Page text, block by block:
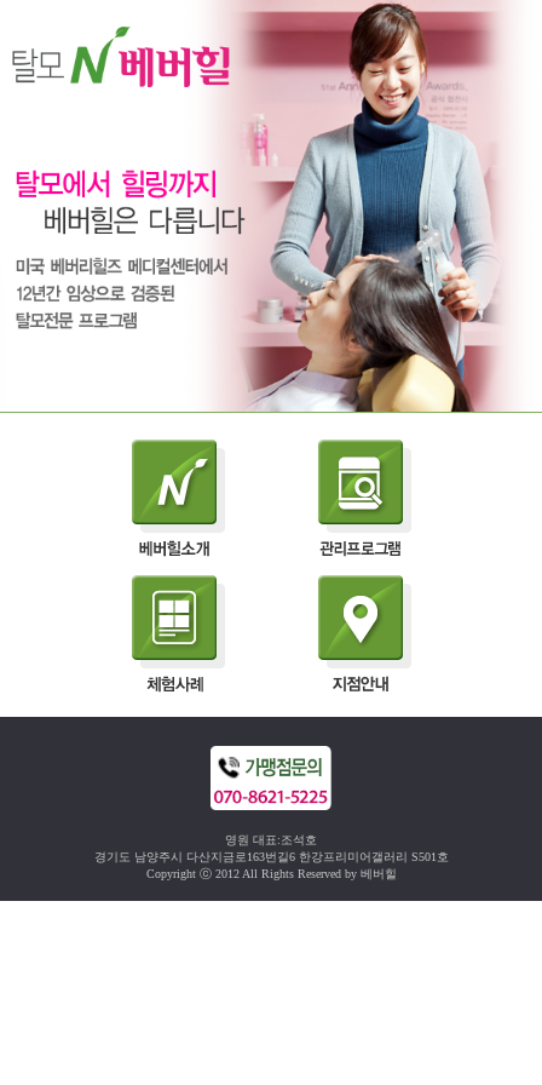
영원 대표:조석호
경기도 남양주시 다산지금로163번길6 한강프리미어갤러리 S501호
Copyright ⓒ 2012 All Rights Reserved by 베버힐